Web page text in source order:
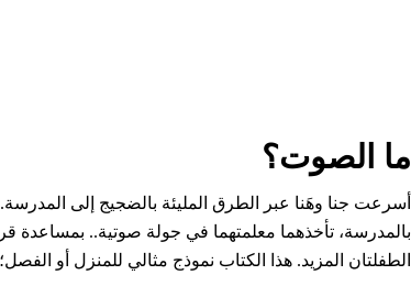
ما الصوت؟
أسرعت جنا وهَنا عبر الطرق المليئة بالضجيج إلى
بالمدرسة، تأخذهما معلمتهما في جولة صوتية..
الطفلتان المزيد. هذا الكتاب نموذج مثالي للمنزل أو